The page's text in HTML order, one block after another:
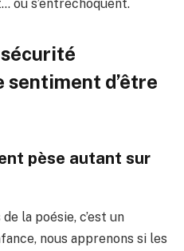
ou s’entrechoquent.
sentiment d’être
pèse autant sur
la poésie, c’est un
nous apprenons si les